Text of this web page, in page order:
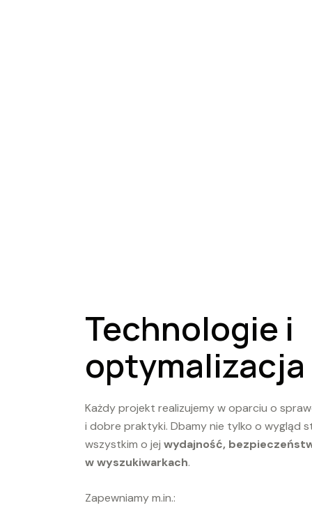
Technologie i
optymalizacja
Każdy projekt realizujemy w oparciu o
i dobre praktyki. Dbamy nie tylko o wygląd
wszystkim o jej wydajność,
w wyszukiwarkach.
Zapewniamy m.in.: